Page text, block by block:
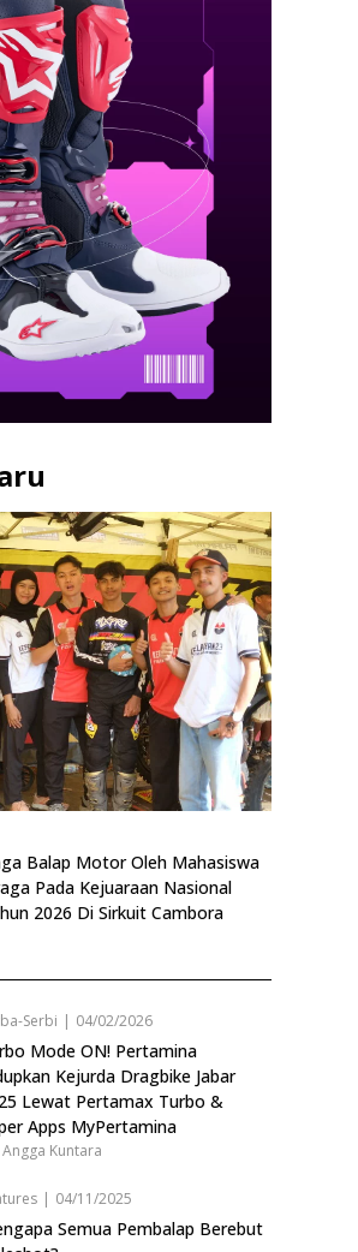
Balap Motor Oleh Mahasiswa
Pada Kejuaraan Nasional
2026 Di Sirkuit Cambora
Serbi | 04/02/2026
Mode ON! Pertamina
Kejurda Dragbike Jabar
Lewat Pertamax Turbo &
Apps MyPertamina
Angga Kuntara
| 04/11/2025
Semua Pembalap Berebut